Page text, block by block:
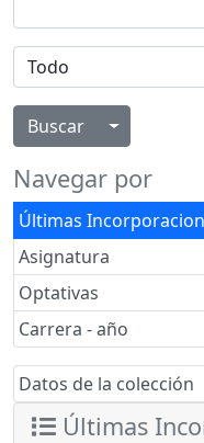
Alternar
Navegar por
Últimas
Asignatura
Optativas
Carrera - año
Datos de la colección
Últimas